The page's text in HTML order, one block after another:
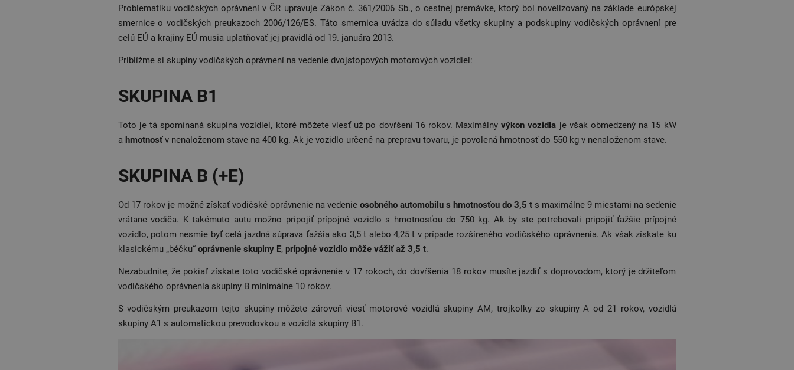
Problematiku vodičských oprávnení v ČR upravuje Zákon č. 361/2006 Sb., o cestnej premávke, ktorý bol novelizovaný na základe európskej
smernice o vodičských preukazoch 2006/126/ES. Táto smernica uvádza do súladu všetky skupiny a podskupiny vodičských oprávnení pre
celú EÚ a krajiny EÚ musia uplatňovať jej pravidlá od 19. januára 2013.
Priblížme si skupiny vodičských oprávnení na vedenie dvojstopových motorových vozidiel:
SKUPINA B1
Toto je tá spomínaná skupina vozidiel, ktoré môžete viesť už po dovŕšení 16 rokov. Maximálnyvýkon vozidla je však obmedzený na 15 kW
a hmotnosťv nenaloženom stave na 400 kg. Ak je vozidlo určené na prepravu tovaru, je povolená hmotnosť do 550 kg v nenaloženom stave.
SKUPINA B (+E)
Od 17 rokov je možné získať vodičské oprávnenie na vedenie osobného automobilu s hmotnosťou do 3,5 ts maximálne 9 miestami na sedenie
vrátane vodiča. K takémuto autu možno pripojiť prípojné vozidlo s hmotnosťou do 750 kg. Ak by ste potrebovali pripojiť ťažšie prípojné
vozidlo, potom nesmie byť celá jazdná súprava ťažšia ako 3,5 t alebo 4,25 t v prípade rozšíreného vodičského oprávnenia. Ak však získate ku
klasickému „béčku“ oprávnenie skupiny E, prípojné vozidlo môže vážiť až 3,5 t.
Nezabudnite, že pokiaľ získate toto vodičské oprávnenie v 17 rokoch, do dovŕšenia 18 rokov musíte jazdiť s doprovodom, ktorý je držiteľom
vodičského oprávnenia skupiny B minimálne 10 rokov.
S vodičským preukazom tejto skupiny môžete zároveň viesť motorové vozidlá skupiny AM, trojkolky zo skupiny A od 21 rokov, vozidlá
skupiny A1 s automatickou prevodovkou a vozidlá skupiny B1.